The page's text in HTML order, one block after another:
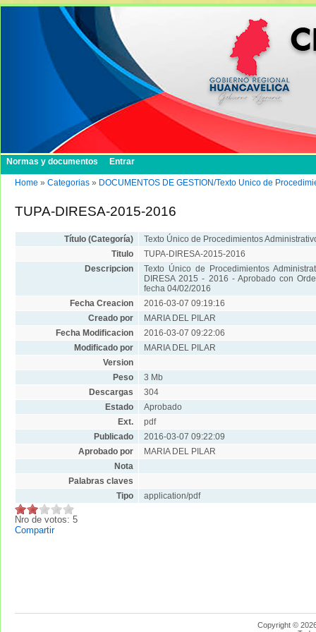
Normas y documentos Entrar
Home » Categorias » DOCUMENTOS DE GESTION/Texto Unico de
TUPA-DIRESA-2015-2016
Título (Categoría)
Texto Único de Procedimientos
Titulo
TUPA-DIRESA-2015-2016
Descripcion
Texto Único de Procedimientos
DIRESA 2015 - 2016 - Aprobado con
fecha 04/02/2016
Fecha Creacion
2016-03-07 09:19:16
Creado por
MARIA DEL PILAR
Fecha Modificacion
2016-03-07 09:22:06
Modificado por
MARIA DEL PILAR
Version
Peso
3 Mb
Descargas
304
Estado
Aprobado
Ext.
pdf
Publicado
2016-03-07 09:22:09
Aprobado por
MARIA DEL PILAR
Nota
Palabras claves
Tipo
application/pdf
Nro de votos: 5
Compartir
Copyright ©